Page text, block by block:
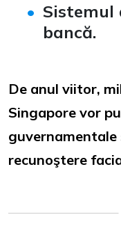
bancă.
De anul viitor,
Singapore vor
recunoştere